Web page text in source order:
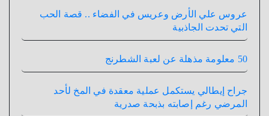
عروس علي الأرض وعريس في الفضاء .. قصة الحب
التي تحدت الجاذبية
50 معلومة مذهلة عن لعبة الشطرنج
جراح إيطالي يستكمل عملية معقدة في المخ لأحد
المرضي رغم إصابته بذبحة صدرية